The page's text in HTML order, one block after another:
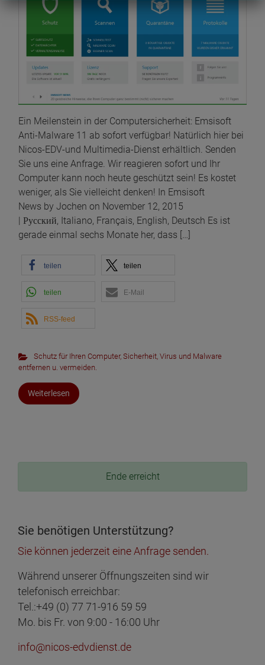
Ein Meilenstein in der Computersicherheit: Emsisoft
Anti-Malware 11 ab sofort verfügbar! Natürlich hier bei
Nicos-EDV-und Multimedia-Dienst erhältlich. Senden
Sie uns eine Anfrage. Wir reagieren sofort und Ihr
Computer kann noch heute geschützt sein! Es kostet
weniger, als Sie vielleicht denken! In Emsisoft
News by Jochen on November 12, 2015
| Русский, Italiano, Français, English, Deutsch Es ist
gerade einmal sechs Monate her, dass […]
teilen teilen
teilen E-Mail
RSS-feed
Schutz für Ihren Computer, Sicherheit, Virus und Malware
entfernen u. vermeiden.
Weiterlesen
Ende erreicht
Sie benötigen Unterstützung?
Sie können jederzeit eine Anfrage senden.
Während unserer Öffnungszeiten sind wir
telefonisch erreichbar:
Tel.:+49 (0) 77 71-916 59 59
Mo. bis Fr. von 9:00 - 16:00 Uhr
info@nicos-edvdienst.de